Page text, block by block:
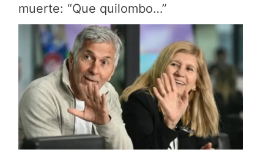
muerte: “Que quilombo…”